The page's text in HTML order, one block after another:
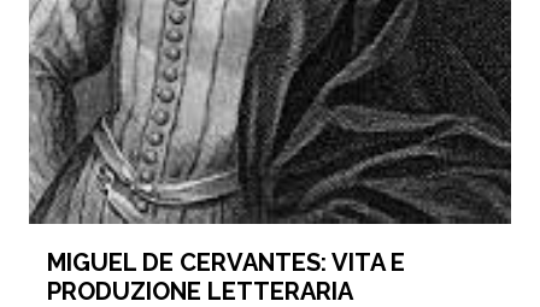
MIGUEL DE CERVANTES: VITA E
PRODUZIONE LETTERARIA